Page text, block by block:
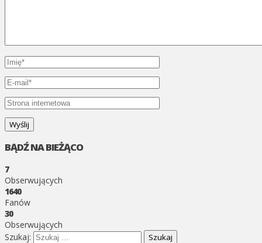
BĄDŹ NA BIEŻĄCO
7
Obserwujących
1640
Fanów
30
Obserwujących
Szukaj: